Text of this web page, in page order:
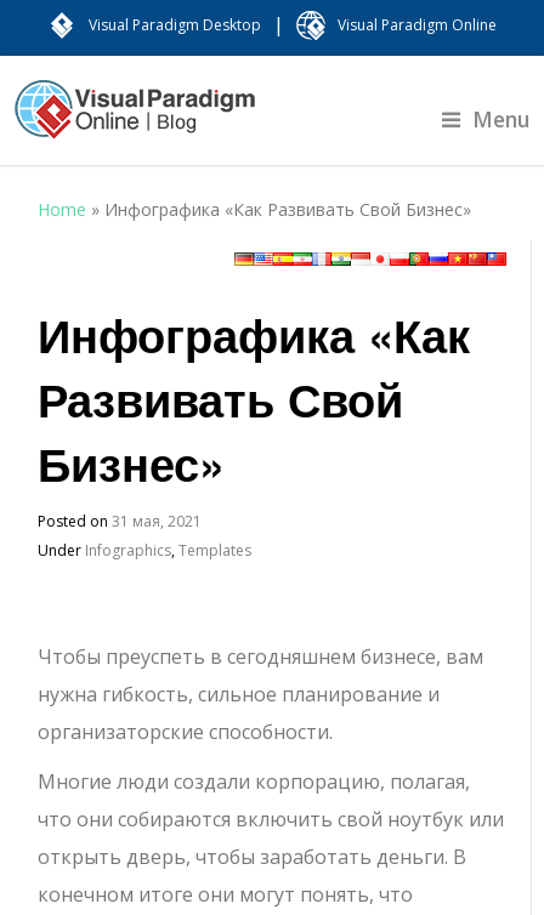
Visual Paradigm Desktop | Visual Paradigm Online
Menu
Home » Инфографика «Как Развивать Свой Бизнес»
Инфографика «Как
Развивать Свой
Бизнес»
Posted on31 мая, 2021
Under Infographics,Templates
Чтобы преуспеть в сегодняшнем бизнесе, вам
нужна гибкость, сильное планирование и
организаторские способности.
Многие люди создали корпорацию, полагая,
что они собираются включить свой ноутбук или
открыть дверь, чтобы заработать деньги. В
конечном итоге они могут понять, что